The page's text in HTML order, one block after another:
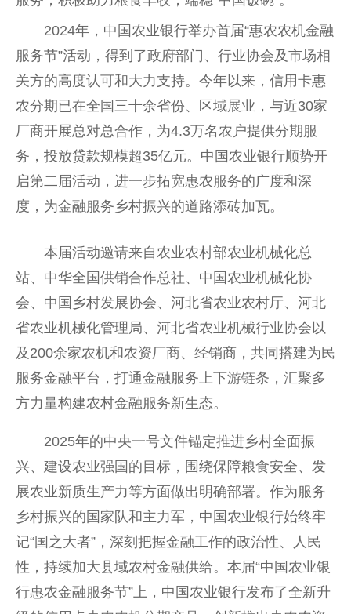
2024年，中国农业银行举办首届“惠农农机金融
服务节”活动，得到了政府部门、行业协会及市场相
关方的高度认可和大力支持。今年以来，信用卡惠
农分期已在全国三十余省份、区域展业，与近30家
厂商开展总对总合作，为4.3万名农户提供分期服
务，投放贷款规模超35亿元。中国农业银行顺势开
启第二届活动，进一步拓宽惠农服务的广度和深
度，为金融服务乡村振兴的道路添砖加瓦。
本届活动邀请来自农业农村部农业机械化总
站、中华全国供销合作总社、中国农业机械化协
会、中国乡村发展协会、河北省农业农村厅、河北
省农业机械化管理局、河北省农业机械行业协会以
及200余家农机和农资厂商、经销商，共同搭建为民
服务金融平台，打通金融服务上下游链条，汇聚多
方力量构建农村金融服务新生态。
2025年的中央一号文件锚定推进乡村全面振
兴、建设农业强国的目标，围绕保障粮食安全、发
展农业新质生产力等方面做出明确部署。作为服务
乡村振兴的国家队和主力军，中国农业银行始终牢
记“国之大者”，深刻把握金融工作的政治性、人民
性，持续加大县域农村金融供给。本届“中国农业银
行惠农金融服务节”上，中国农业银行发布了全新升